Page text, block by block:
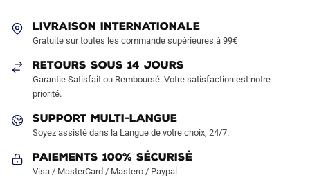
LIVRAISON INTERNATIONALE
Gratuite sur toutes les commande supérieures à 99€
RETOURS SOUS 14 JOURS
Garantie Satisfait ou Remboursé. Votre satisfaction est notre
priorité.
SUPPORT MULTI-LANGUE
Soyez assisté dans la Langue de votre choix, 24/7.
Paiements 100% Sécurisé
Visa / MasterCard / Mastero / Paypal